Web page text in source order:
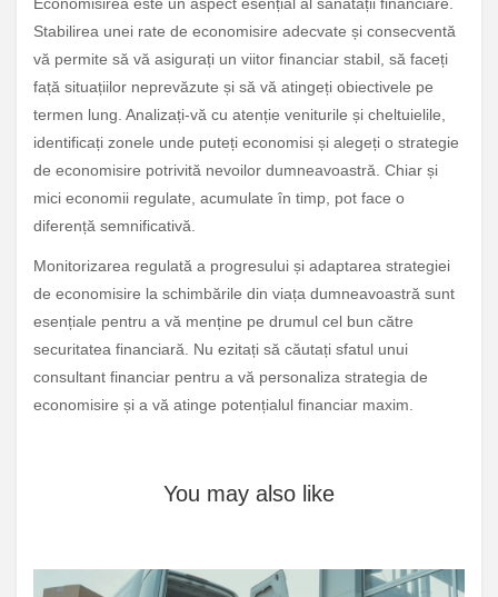
Stabilirea unei rate de economisire adecvate și consecventă
vă permite să vă asigurați un viitor financiar stabil, să faceți
față situațiilor neprevăzute și să vă atingeți obiectivele pe
termen lung. Analizați-vă cu atenție veniturile și cheltuielile,
identificați zonele unde puteți economisi și alegeți o strategie
de economisire potrivită nevoilor dumneavoastră. Chiar și
mici economii regulate, acumulate în timp, pot face o
diferență semnificativă.
Monitorizarea regulată a progresului și adaptarea strategiei
de economisire la schimbările din viața dumneavoastră sunt
esențiale pentru a vă menține pe drumul cel bun către
securitatea financiară. Nu ezitați să căutați sfatul unui
consultant financiar pentru a vă personaliza strategia de
economisire și a vă atinge potențialul financiar maxim.
You may also like